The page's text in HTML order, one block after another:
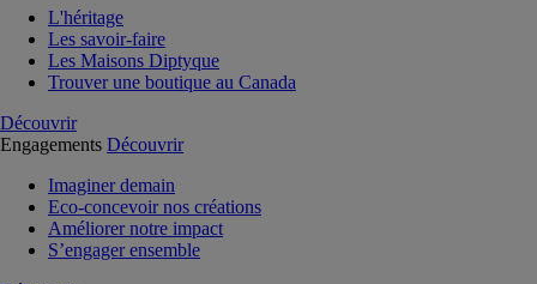
L'héritage
Les savoir-faire
Les Maisons Diptyque
Trouver une boutique au Canada
Découvrir
Engagements Découvrir
Imaginer demain
Eco-concevoir nos créations
Améliorer notre impact
S’engager ensemble